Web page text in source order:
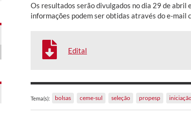
Os resultados serão divulgados no dia 29 de
informações podem ser obtidas através do e-
Edital
Tema(s): bolsas ceme-sul seleção propesp